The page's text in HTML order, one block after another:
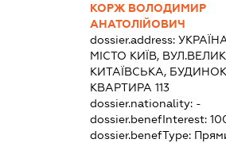
КОРЖ ВОЛОДИМИР
АНАТОЛІЙОВИЧ
dossier.address:
МІСТО КИЇВ,
КИТАЇВСЬКА,
КВАРТИРА 113
dossier.nationality: -
dossier.benefInterest:
dossier.benefType: